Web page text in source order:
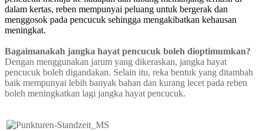
dalam kertas, reben mempunyai peluang untuk bergerak dan
menggosok pada pencucuk sehingga mengakibatkan kehausan
meningkat.
Bagaimanakah jangka hayat pencucuk boleh dioptimumkan?
Dengan menggunakan jarum yang dikeraskan, jangka hayat
pencucuk boleh digandakan. Selain itu, reka bentuk yang ditambah
baik mempunyai lebih banyak bahan dan kurang lecet pada reben
boleh meningkatkan lagi jangka hayat pencucuk.